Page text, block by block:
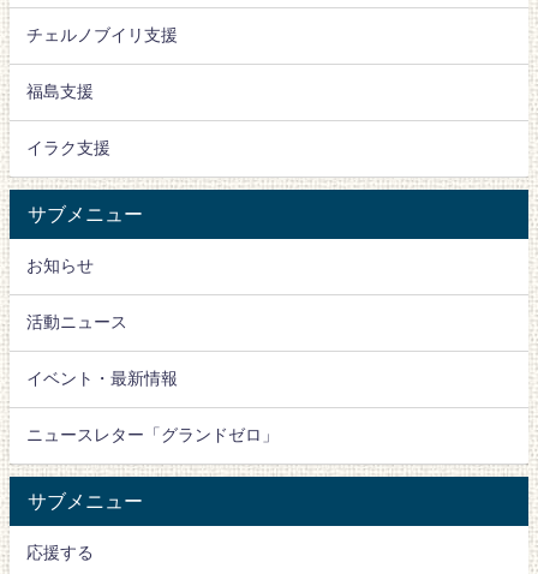
チェルノブイリ支援
福島支援
イラク支援
サブメニュー
お知らせ
活動ニュース
イベント・最新情報
ニュースレター「グランドゼロ」
サブメニュー
応援する